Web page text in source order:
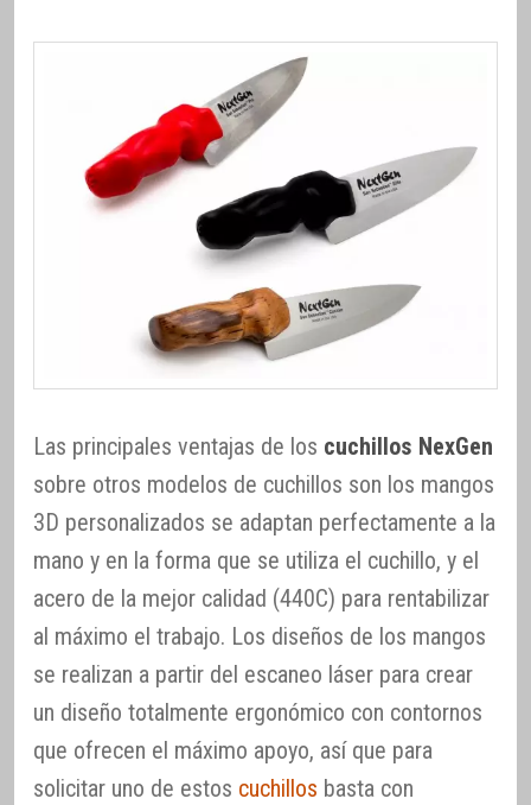
Las principales ventajas de los cuchillos NexGen
sobre otros modelos de cuchillos son los mangos
3D personalizados se adaptan perfectamente a la
mano y en la forma que se utiliza el cuchillo, y el
acero de la mejor calidad (440C) para rentabilizar
al máximo el trabajo. Los diseños de los mangos
se realizan a partir del escaneo láser para crear
un diseño totalmente ergonómico con contornos
que ofrecen el máximo apoyo, así que para
solicitar uno de estos cuchillos basta con